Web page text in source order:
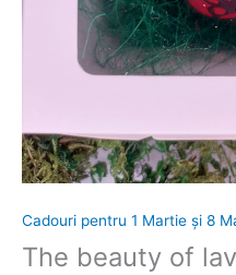
Cadouri pentru 1 Martie și 8
The beauty of